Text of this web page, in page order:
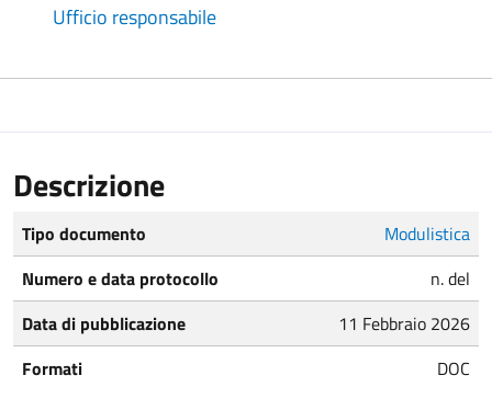
Ufficio responsabile
Descrizione
Tipo documento
Modulistica
Numero e data protocollo
n. del
Data di pubblicazione
11 Febbraio 2026
Formati
DOC